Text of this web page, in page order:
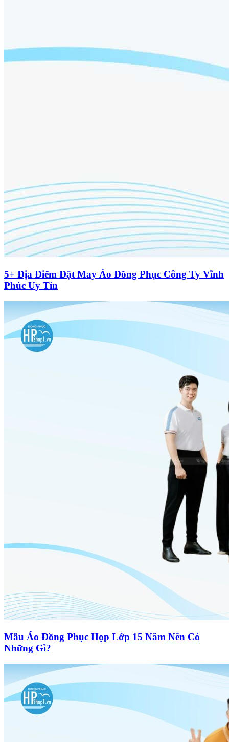
5+ Địa Điểm Đặt May Áo Đồng Phục Công Ty Vĩnh
Phúc Uy Tín
Mẫu Áo Đồng Phục Họp Lớp 15 Năm Nên Có
Những Gì?